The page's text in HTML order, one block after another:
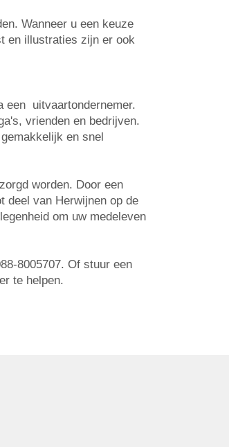
Wanneer u een keuze
en illustraties zijn er ook
een uitvaartondernemer.
vrienden en bedrijven.
en snel
worden. Door een
deel van Herwijnen op de
om uw medeleven
8005707. Of stuur een
te helpen.